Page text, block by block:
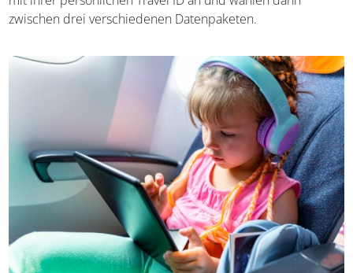
zwischen drei verschiedenen Datenpaketen.